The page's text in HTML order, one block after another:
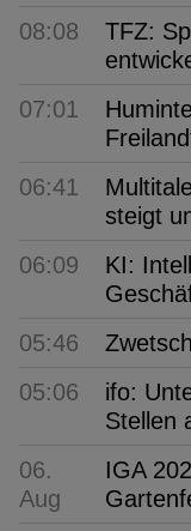
08:08
TFZ:
07:01
06:41
steigt
06:09
KI:
05:46
05:06
ifo:
Stellen
06.
Aug
IGA